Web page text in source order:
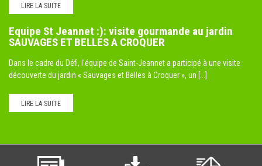
LIRE LA SUITE
Equipe St Jeannet :): visite gourmande au jardin
SAUVAGES ET BELLES A CROQUER
Dans le cadre du Défi, l'équipe de Saint-Jeannet a participé à une visite
découverte du jardin « Sauvages et Belles à Croquer », un [...]
LIRE LA SUITE